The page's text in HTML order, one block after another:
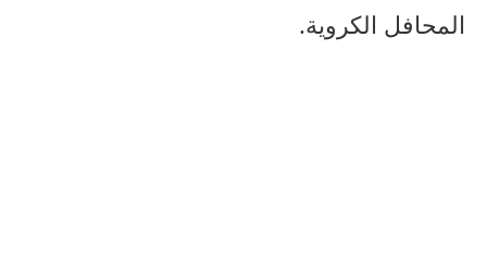
المحافل الكروية.